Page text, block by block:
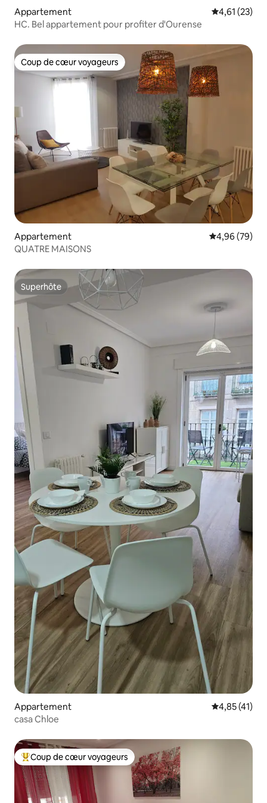
Appartement Évaluation
4,61 (23)
HC. Bel appartement pour profiter d'Ourense
Coup de cœur voyageurs
Coup de cœur voyageurs
Appartement Évaluation
4,96 (79)
QUATRE MAISONS
Superhôte
Superhôte
Appartement Évaluation
4,85 (41)
casa Chloe
Coups de cœur voyageurs les plus appréciés
Coup de cœur voyageurs